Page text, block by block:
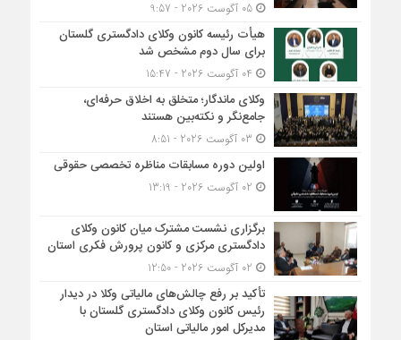
05 آگوست 2026 - 9:57
هیأت ‌رئیسه کانون وکلای دادگستری گلستان
برای سال دوم مشخص شد
وکلای ماندگار؛ متخلق به اخلاق حرفه‌ای،
جامع‌نگر و نکته‌بین هستند
اولین دوره مسابقات مناظره تخصصی حقوقی
برگزاری نشست مشترک میان کانون وکلای
دادگستری مرکزی و کانون پرورش فکری استان
تأکید بر رفع چالش‌های مالیاتی وکلا در دیدار
رئیس کانون وکلای دادگستری گلستان با
مدیرکل امور مالیاتی استان